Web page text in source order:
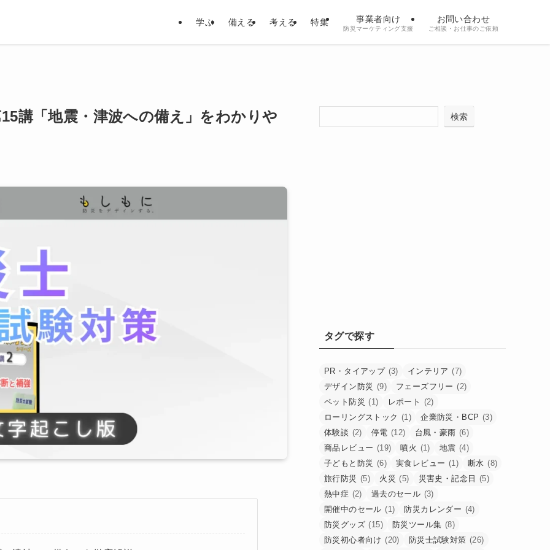
学ぶ 備える 考える 特集 事業者向け
防災マーケティング支援
お問い合わせ
ご相談・お仕事のご依頼
講「地震・津波への備え」をわかりや 検索
タグで探す
PR・タイアップ (3) インテリア (7)
デザイン防災 (9) フェーズフリー (2)
ペット防災 (1) レポート (2)
ローリングストック (1) 企業防災・BCP (3)
体験談 (2) 停電 (12) 台風・豪雨 (6)
商品レビュー (19) 噴火 (1) 地震 (4)
子どもと防災 (6) 実食レビュー (1) 断水 (8)
旅行防災 (5) 火災 (5) 災害史・記念日 (5)
熱中症 (2) 過去のセール (3)
開催中のセール (1) 防災カレンダー (4)
防災グッズ (15) 防災ツール集 (8)
防災初心者向け (20) 防災士試験対策 (26)